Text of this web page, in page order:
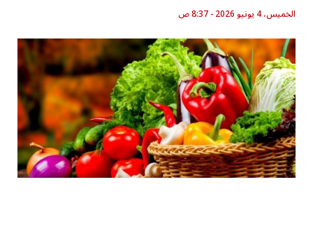
الخميس، 4 يونيو 2026 - 8:37 ص